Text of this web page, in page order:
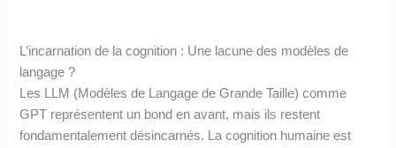
L’incarnation de la cognition : Une lacune des modèles de
langage ?
Les LLM (Modèles de Langage de Grande Taille) comme
GPT représentent un bond en avant, mais ils restent
fondamentalement désincarnés. La cognition humaine est